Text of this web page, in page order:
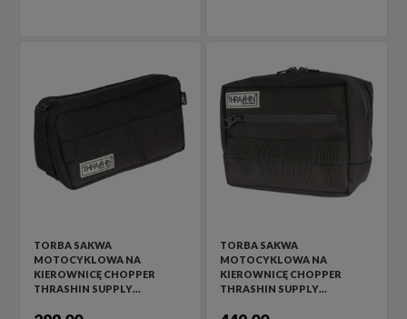
TORBA SAKWA
MOTOCYKLOWA NA
KIEROWNICĘ CHOPPER
THRASHIN SUPPLY…
TORBA SAKWA
MOTOCYKLOWA NA
KIEROWNICĘ CHOPPER
THRASHIN SUPPLY…